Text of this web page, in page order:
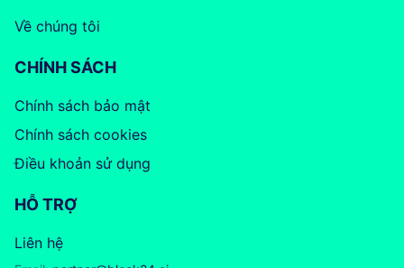
Về chúng tôi
CHÍNH SÁCH
Chính sách bảo mật
Chính sách cookies
Điều khoản sử dụng
HỖ TRỢ
Liên hệ